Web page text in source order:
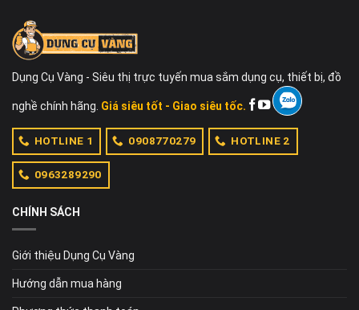
Dụng Cụ Vàng - Siêu thị trực tuyến mua sắm dụng cụ, thiết bị, đồ
nghề chính hãng. Giá siêu tốt - Giao siêu tốc.
HOTLINE 1 0908770279 HOTLINE 2
0963289290
CHÍNH SÁCH
Giới thiệu Dụng Cụ Vàng
Hướng dẫn mua hàng